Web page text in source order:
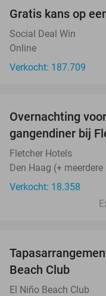
Gratis kans op
Social Deal Win
Online
Verkocht: 187.709
Overnachting
gangendiner bij
Fletcher Hotels
Den Haag (+
Verkocht: 18.358
Beach Club
El Niño Beach Club